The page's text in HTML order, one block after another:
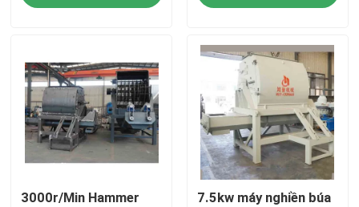
Tin tức
Yêu cầu Đặt giá
Máy nén hạt gỗ sinh khối
3000r/Min Hammer
7.5kw máy nghiền búa